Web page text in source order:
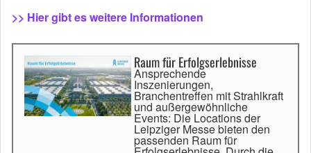
>> Hier gibt es weitere Informationen
Raum für Erfolgserlebnisse
Ansprechende
Inszenierungen,
Branchentreffen mit Strahlkraft
und außergewöhnliche
Events: Die Locations der
Leipziger Messe bieten den
passenden Raum für